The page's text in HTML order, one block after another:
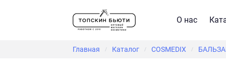
О нас
Главная / Каталог / COSMEDIX /